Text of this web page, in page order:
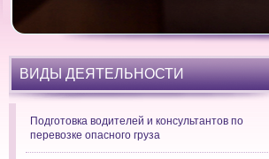
ВИДЫ ДЕЯТЕЛЬНОСТИ
Подготовка водителей и консультантов по
перевозке опасного груза